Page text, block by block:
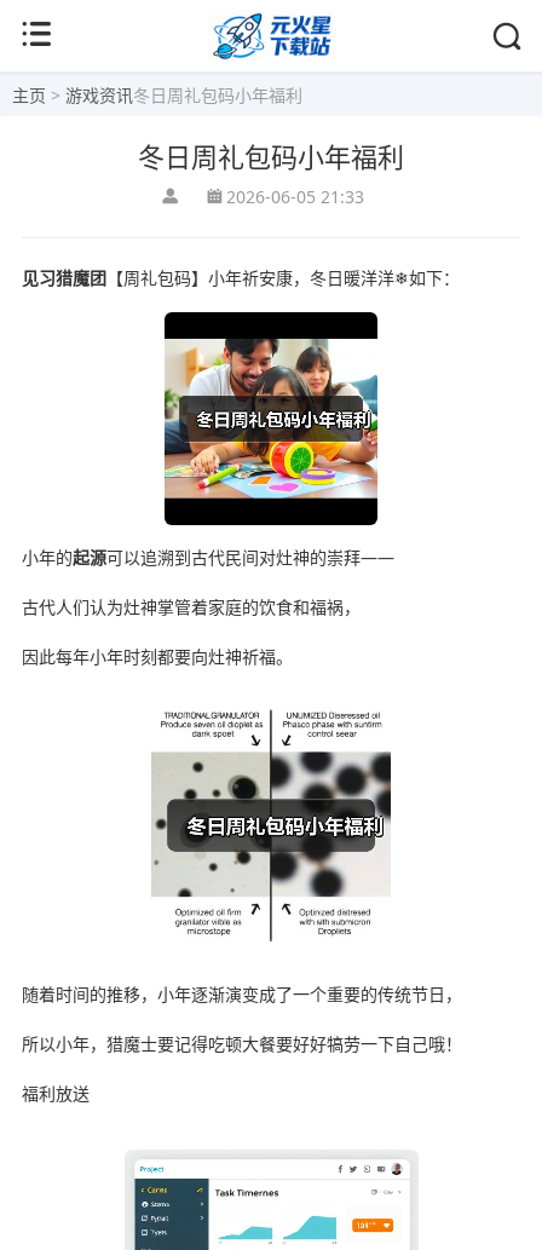
主页 > 游戏资讯冬日周礼包码小年福利
冬日周礼包码小年福利
2026-06-05 21:33
见习猎魔团【周礼包码】小年祈安康，冬日暖洋洋❄如下：
小年的起源可以追溯到古代民间对灶神的崇拜——
古代人们认为灶神掌管着家庭的饮食和福祸，
因此每年小年时刻都要向灶神祈福。
随着时间的推移，小年逐渐演变成了一个重要的传统节日，
所以小年，猎魔士要记得吃顿大餐要好好犒劳一下自己哦！
福利放送